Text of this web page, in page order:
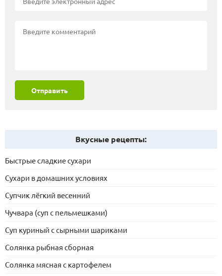
Отправить
Вкусные рецепты:
Быстрые сладкие сухари
Сухари в домашних условиях
Супчик лёгкий весенний
Чучвара (суп с пельмешками)
Суп куриный с сырными шариками
Солянка рыбная сборная
Солянка мясная с картофелем